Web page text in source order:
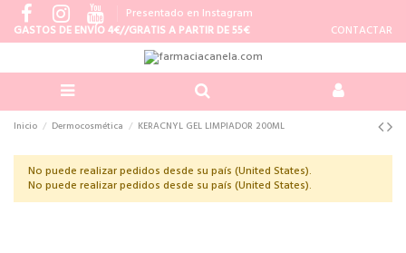
Presentado en Instagram
GASTOS DE ENVÍO 4€//GRATIS A PARTIR DE 55€
CONTACTAR
Inicio Dermocosmética KERACNYL GEL LIMPIADOR 200ML
No puede realizar pedidos desde su país (United States).
No puede realizar pedidos desde su país (United States).